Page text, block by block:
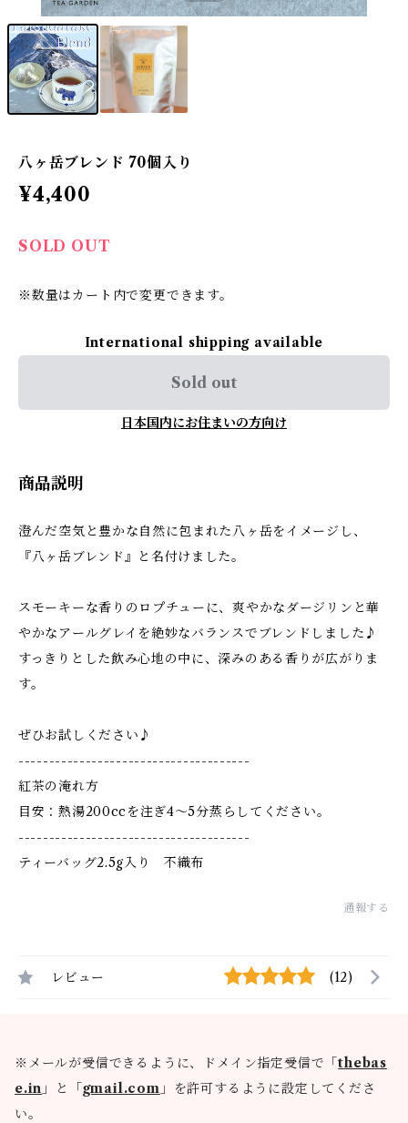
八ヶ岳ブレンド 70個入り
¥4,400
SOLD OUT
※数量はカート内で変更できます。
International shipping available
Sold out
日本国内にお住まいの方向け
商品説明
澄んだ空気と豊かな自然に包まれた八ヶ岳をイメージし、
『八ヶ岳ブレンド』と名付けました。
スモーキーな香りのロプチューに、爽やかなダージリンと華
やかなアールグレイを絶妙なバランスでブレンドしました♪
すっきりとした飲み心地の中に、深みのある香りが広がりま
す。
ぜひお試しください♪
--------------------------------------
紅茶の淹れ方
目安：熱湯200ccを注ぎ4〜5分蒸らしてください。
--------------------------------------
ティーバッグ2.5g入り 不織布
通報する
レビュー (12)
※メールが受信できるように、ドメイン指定受信で「thebas
e.in 」と「gmail.com 」を許可するように設定してくださ
い。